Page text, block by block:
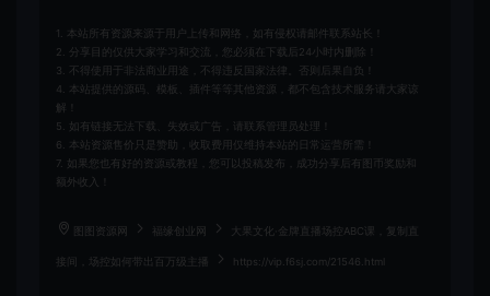
1. 本站所有资源来源于用户上传和网络，如有侵权请邮件联系站长！
2. 分享目的仅供大家学习和交流，您必须在下载后24小时内删除！
3. 不得使用于非法商业用途，不得违反国家法律。否则后果自负！
4. 本站提供的源码、模板、插件等等其他资源，都不包含技术服务请大家谅
解！
5. 如有链接无法下载、失效或广告，请联系管理员处理！
6. 本站资源售价只是赞助，收取费用仅维持本站的日常运营所需！
7. 如果您也有好的资源或教程，您可以投稿发布，成功分享后有图币奖励和
额外收入！
图图资源网 福缘创业网 大果文化·金牌直播场控ABC课，复制直
接间，场控如何带出百万级主播 https://vip.f6sj.com/21546.html